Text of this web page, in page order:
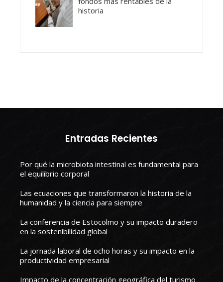
historia
Entradas Recientes
Por qué la microbiota intestinal es fundamental para
el equilibrio corporal
Las ecuaciones que transformaron la historia de la
humanidad y la ciencia para siempre
La conferencia de Estocolmo y su impacto duradero
en la sostenibilidad global
La jornada laboral de ocho horas y su impacto en la
productividad empresarial
Impacto de la concentración geográfica del turismo